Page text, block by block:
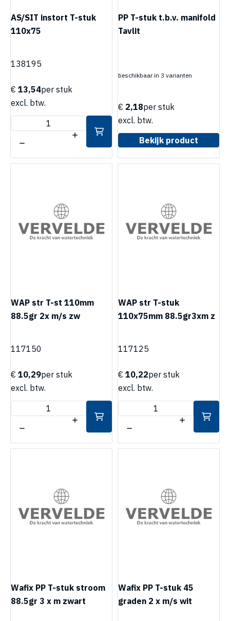
AS/SIT instort T-stuk
110x75
138195
€ 13,54per stuk
excl. btw.
PP T-stuk t.b.v. manifold
Tavlit
beschikbaar in 3 varianten
€ 2,18per stuk
excl. btw.
Bekijk product
WAP str T-st 110mm
88.5gr 2x m/s zw
117150
€ 10,29per stuk
excl. btw.
WAP str T-stuk
110x75mm 88.5gr3xm z
117125
€ 10,22per stuk
excl. btw.
Wafix PP T-stuk stroom
88.5gr 3 x m zwart
Wafix PP T-stuk 45
graden 2 x m/s wit